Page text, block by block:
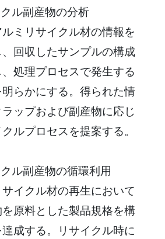
ル副産物の分析
ミリサイクル材の情報を
回収したサンプルの構成
処理プロセスで発生する
らかにする。得られた情
ップおよび副産物に応じ
ルプロセスを提案する。
ル副産物の循環利用
イクル材の再生において
原料とした製品規格を構
成する。リサイクル時に